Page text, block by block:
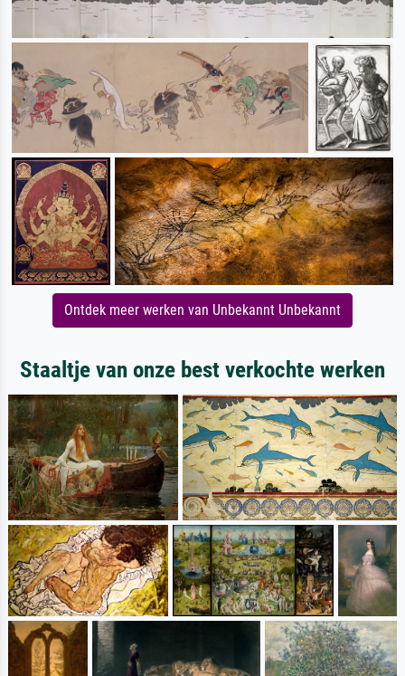
Ontdek meer werken van Unbekannt Unbekannt
Staaltje van onze best verkochte werken